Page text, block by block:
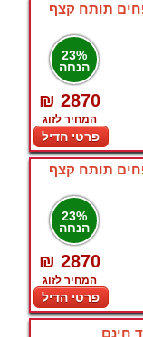
תותח קצף
23%
הנחה
₪ 2870
המחיר לזוג
פרטי הדיל
תותח קצף
23%
הנחה
₪ 2870
המחיר לזוג
פרטי הדיל